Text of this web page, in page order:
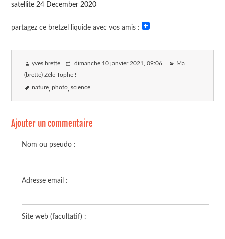
satellite 24 December 2020
partagez ce bretzel liquide avec vos amis :
yves brette dimanche 10 janvier 2021, 09:06 Ma
(brette) Zèle Tophe !
nature photo science
Ajouter un commentaire
Nom ou pseudo :
Adresse email :
Site web (facultatif) :